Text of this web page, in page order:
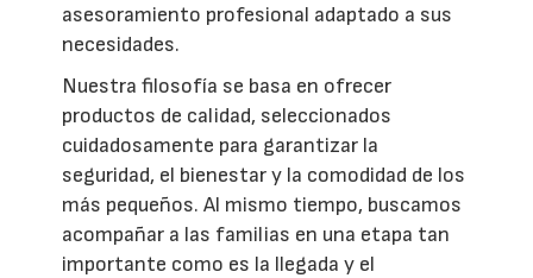
asesoramiento profesional adaptado a sus
necesidades.
Nuestra filosofía se basa en ofrecer
productos de calidad, seleccionados
cuidadosamente para garantizar la
seguridad, el bienestar y la comodidad de los
más pequeños. Al mismo tiempo, buscamos
acompañar a las familias en una etapa tan
importante como es la llegada y el